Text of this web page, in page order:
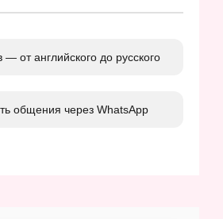
— от английского до русского
общения через WhatsApp